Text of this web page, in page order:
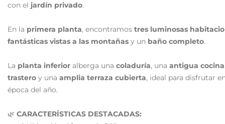
con el jardín privado.
En la primera planta, encontramos tres luminosas
fantásticas vistas a las montañas y un baño completo.
La planta inferior alberga una coladuría, una antigua cocina
trastero y una amplia terraza cubierta, ideal para disfrutar
época del año.
🌿 CARACTERÍSTICAS DESTACADAS: